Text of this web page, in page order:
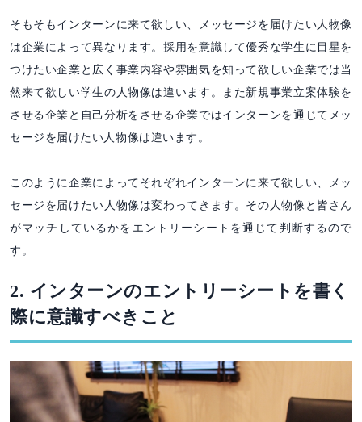
そもそもインターンに来て欲しい、メッセージを届けたい人物像
は企業によって異なります。採用を意識して優秀な学生に目星を
つけたい企業と広く事業内容や雰囲気を知って欲しい企業では当
然来て欲しい学生の人物像は違います。また新規事業立案体験を
させる企業と自己分析をさせる企業ではインターンを通じてメッ
セージを届けたい人物像は違います。
このように企業によってそれぞれインターンに来て欲しい、メッ
セージを届けたい人物像は変わってきます。その人物像と皆さん
がマッチしているかをエントリーシートを通じて判断するので
す。
2. インターンのエントリーシートを書く
際に意識すべきこと